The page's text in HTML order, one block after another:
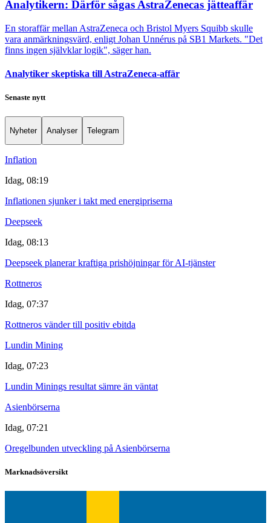
Analytikern: Därför sågas AstraZenecas jätteaffär
En storaffär mellan AstraZeneca och Bristol Myers Squibb skulle
vara anmärkningsvärd, enligt Johan Unnérus på SB1 Markets. "Det
finns ingen självklar logik", säger han.
Analytiker skeptiska till AstraZeneca-affär
Senaste nytt
Nyheter Analyser Telegram
Inflation
Idag, 08:19
Inflationen sjunker i takt med energipriserna
Deepseek
Idag, 08:13
Deepseek planerar kraftiga prishöjningar för AI-tjänster
Rottneros
Idag, 07:37
Rottneros vänder till positiv ebitda
Lundin Mining
Idag, 07:23
Lundin Minings resultat sämre än väntat
Asienbörserna
Idag, 07:21
Oregelbunden utveckling på Asienbörserna
Marknadsöversikt